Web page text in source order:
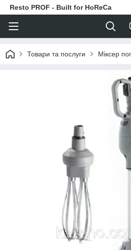
Resto PROF - Built for HoReCa
Товари та послуги Міксер